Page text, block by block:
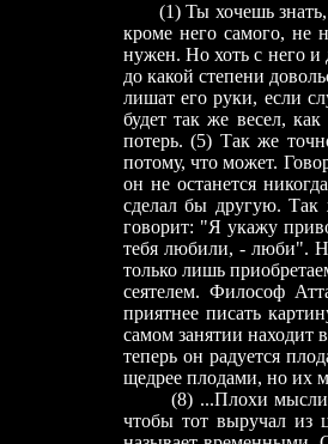
(1) Ты хочешь знать,
кроме него самого, не
нужен. Но хоть с него и
до какой степени
лишат его руки, если
будет так же весел,
потерь. (5) Так же
потому, что может.
он не останется
сделал бы другую. Так
говорит: "Я укажу
тебя любили, - люби".
только лишь
сеятелем. Философ
приятнее писать
самом занятии находит
теперь он радуется
щедрее плодами, но их
(8) ...Плохи мысли
чтобы тот выручал из